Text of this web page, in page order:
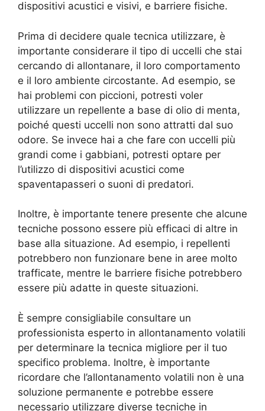
dispositivi acustici e visivi, e barriere fisiche.
Prima di decidere quale tecnica utilizzare, è
importante considerare il tipo di uccelli che stai
cercando di allontanare, il loro comportamento
e il loro ambiente circostante. Ad esempio, se
hai problemi con piccioni, potresti voler
utilizzare un repellente a base di olio di menta,
poiché questi uccelli non sono attratti dal suo
odore. Se invece hai a che fare con uccelli più
grandi come i gabbiani, potresti optare per
l’utilizzo di dispositivi acustici come
spaventapasseri o suoni di predatori.
Inoltre, è importante tenere presente che alcune
tecniche possono essere più efficaci di altre in
base alla situazione. Ad esempio, i repellenti
potrebbero non funzionare bene in aree molto
trafficate, mentre le barriere fisiche potrebbero
essere più adatte in queste situazioni.
È sempre consigliabile consultare un
professionista esperto in allontanamento volatili
per determinare la tecnica migliore per il tuo
specifico problema. Inoltre, è importante
ricordare che l’allontanamento volatili non è una
soluzione permanente e potrebbe essere
necessario utilizzare diverse tecniche in